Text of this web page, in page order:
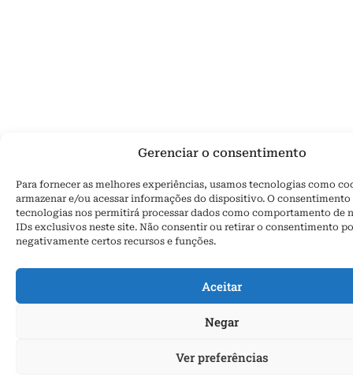
Gerenciar o consentimento
Para fornecer as melhores experiências, usamos tecnologias como
armazenar e/ou acessar informações do dispositivo. O consentimento
tecnologias nos permitirá processar dados como comportamento de
IDs exclusivos neste site. Não consentir ou retirar o consentimento
negativamente certos recursos e funções.
Aceitar
Negar
Ver preferências